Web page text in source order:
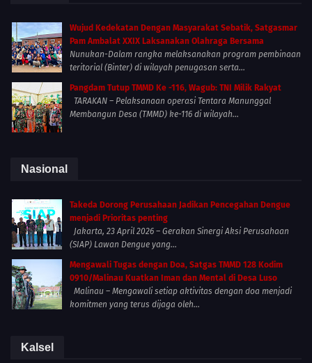
Wujud Kedekatan Dengan Masyarakat Sebatik, Satgasmar
Pam Ambalat XXIX Laksanakan Olahraga Bersama
Nunukan-Dalam rangka melaksanakan program pembinaan
teritorial (Binter) di wilayah penugasan serta...
Pangdam Tutup TMMD Ke -116, Wagub: TNI Milik Rakyat
TARAKAN – Pelaksanaan operasi Tentara Manunggal
Membangun Desa (TMMD) ke-116 di wilayah...
Nasional
Takeda Dorong Perusahaan Jadikan Pencegahan Dengue
menjadi Prioritas penting
Jakarta, 23 April 2026 – Gerakan Sinergi Aksi Perusahaan
(SIAP) Lawan Dengue yang...
Mengawali Tugas dengan Doa, Satgas TMMD 128 Kodim
0910/Malinau Kuatkan Iman dan Mental di Desa Luso
Malinau – Mengawali setiap aktivitas dengan doa menjadi
komitmen yang terus dijaga oleh...
Kalsel